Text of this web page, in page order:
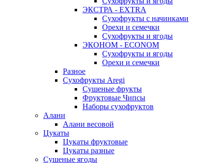
ЭКСТРА - EXTRA
Сухофрукты с начинками
Орехи и семечки
Сухофрукты и ягоды
ЭКОНОМ - ECONOM
Сухофрукты и ягоды
Орехи и семечки
Разное
Сухофрукты Aregi
Сушеные фрукты
Фруктовые Чипсы
Наборы сухофруктов
Алани
Алани весовой
Цукаты
Цукаты фруктовые
Цукаты разные
Сушеные ягоды